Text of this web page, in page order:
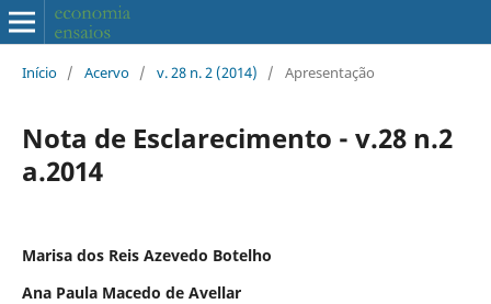
Início / Acervo / v. 28 n. 2 (2014) / Apresentação
Nota de Esclarecimento - v.28 n.2
a.2014
Marisa dos Reis Azevedo Botelho
Ana Paula Macedo de Avellar